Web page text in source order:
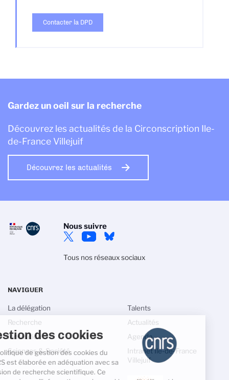
Contacter la DPD
Gardez un oeil sur la recherche
Découvrez les actualités de la Circonscription Ile-
de-France Villejuif
Découvrez les actualités
Nous suivre
Tous nos réseaux sociaux
NAVIGUER
La délégation
Recherche
Innovation
Sciences & Société
Talents
Actualités
Agenda
Intranet Ile-de-France
Villejuif
Gestion des cookies
La politique de gestion des cookies du
CNRS est élaborée en adéquation avec sa
mission de recherche scientifique. Ce